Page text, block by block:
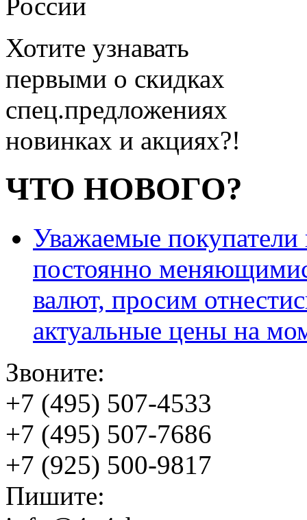
Хотите узнавать
первыми о скидках
спец.предложениях
новинках и акциях?!
ЧТО НОВОГО?
Уважаемые
постоянно
валют, просим
актуальные цены на
Звоните:
+7 (495) 507-4533
+7 (495) 507-7686
+7 (925) 500-9817
Пишите: